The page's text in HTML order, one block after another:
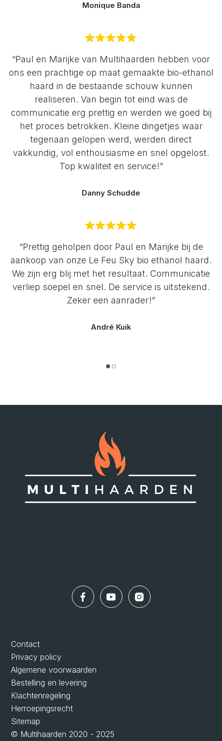
Monique Banda
“Paul en Marijke van Multihaarden hebben voor
ons een prachtige op maat gemaakte bio-ethanol
haard in de bestaande schouw kunnen
realiseren. Van begin tot eind was de
communicatie erg prettig en werden we goed bij
het proces betrokken. Kleine dingetjes waar
tegenaan gelopen werd, werden direct
vakkundig, vol enthousiasme en snel opgelost.
Top kwaliteit en service!”
Danny Schudde
“Prettig geholpen door Paul en Marijke bij de
aankoop van onze Le Feu Sky bio ethanol haard.
We zijn erg blij met het resultaat. Communicatie
verliep soepel en snel. De service is uitstekend.
Zeker een aanrader!”
André Kuik
Contact
Privacy policy
Algemene voorwaarden
Bestelling en levering
Klachtenregeling
Herroepingsrecht
Sitemap
© Multihaarden 2020 - 2025